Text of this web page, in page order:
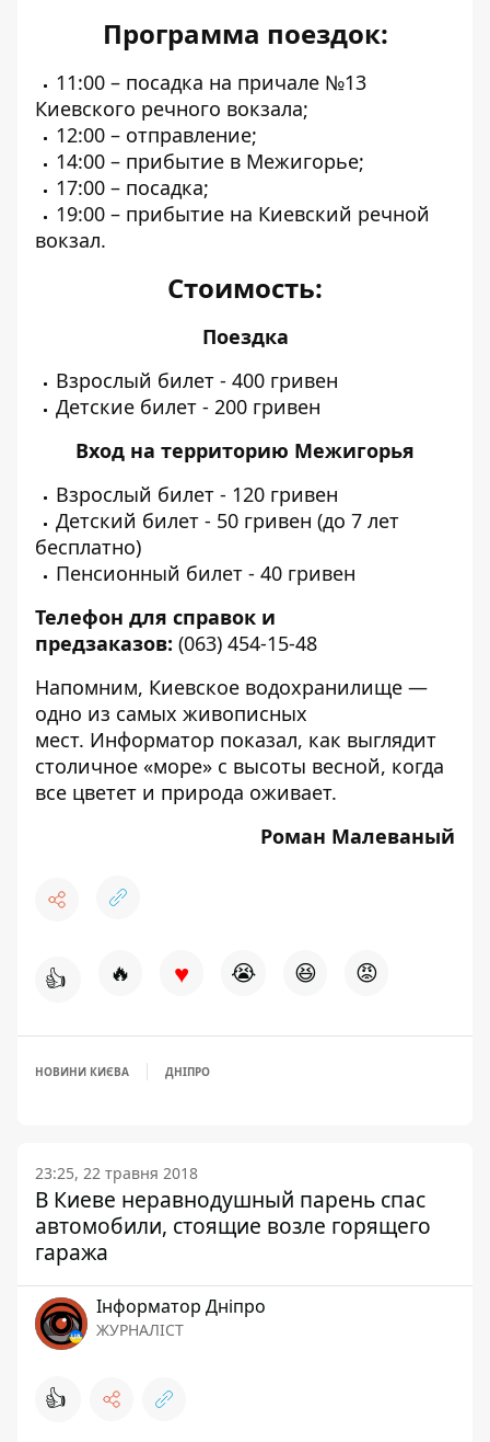
Программа поездок:
11:00 – посадка на причале №13
Киевского речного вокзала;
12:00 – отправление;
14:00 – прибытие в Межигорье;
17:00 – посадка;
19:00 – прибытие на Киевский речной
вокзал.
Стоимость:
Поездка
Взрослый билет - 400 гривен
Детские билет - 200 гривен
Вход на территорию Межигорья
Взрослый билет - 120 гривен
Детский билет - 50 гривен (до 7 лет
бесплатно)
Пенсионный билет - 40 гривен
Телефон для справок и
предзаказов: (063) 454-15-48
Напомним, Киевское водохранилище —
одно из самых живописных
мест. Информатор показал, как выглядит
столичное «море» с высоты весной, когда
все цветет и природа оживает.
Роман Малеваный
👍 🔥 ♥ 😭 😆 😡
НОВИНИ КИЄВА ДНІПРО
23:25, 22 травня 2018
В Киеве неравнодушный парень спас
автомобили, стоящие возле горящего
гаража
Інформатор Дніпро
ЖУРНАЛІСТ
👍